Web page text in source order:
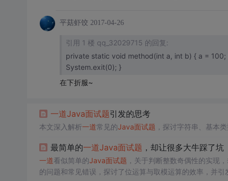
平菇虾饺 2017-04-26
引用 1 楼 qq_32029715 的回复:
private static void method(int a, int b) { a = 100; b = 200; System.out.println("a="+a); System.out.println("b="+b);
System.exit(0); }
在下折服~
一道Java面试题引发的思考
本文深入解析一道常见的Java面试题 ，探讨字符串、基本
最简单的一道Java面试题 ，却让很多大牛踩了坑
一道看似简单的Java面试题 ，关于判断整数奇偶性的实现
的问题和常见错误，探讨了位运算与取模运算的效率，并引